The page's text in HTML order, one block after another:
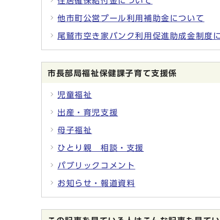
他市町公営プール利用補助金について
尾鷲市空き家バンク利用促進助成金制度
市長部局福祉保健課子育て支援係
児童福祉
出産・育児支援
母子福祉
ひとり親 相談・支援
パブリックコメント
お知らせ・報道資料